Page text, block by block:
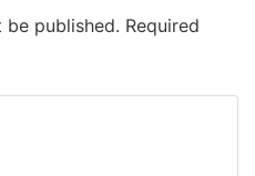
be published. Required